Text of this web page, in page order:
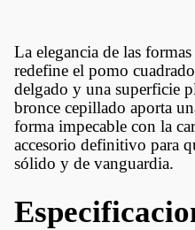
Molduras Decorativas
Barrotes Y Soportes
Zócalos Y
Contramarcos
Decks
La elegancia de las formas
redefine el pomo
delgado y una superficie
bronce cepillado aporta
forma impecable con la
accesorio definitivo para
sólido y de vanguardia.